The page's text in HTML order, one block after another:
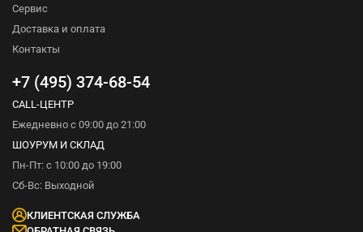
Сервис
Доставка и оплата
Контакты
+7 (495) 374-68-54
CALL-ЦЕНТР
Ежедневно с 09:00 до 21:00
ШОУРУМ И СКЛАД
Пн-Пт: с 10:00 до 19:00
Сб-Вс: Выходной
КЛИЕНТСКАЯ СЛУЖБА